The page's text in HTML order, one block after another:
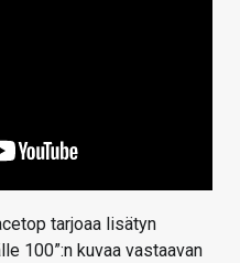
tarjoaa lisätyn
100”:n kuvaa vastaavan